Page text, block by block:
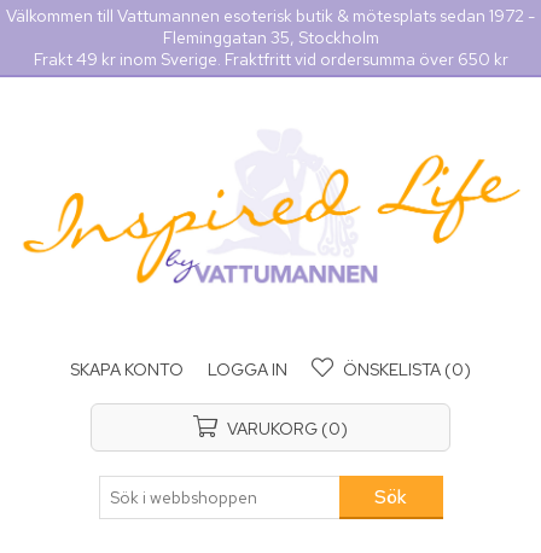
Välkommen till Vattumannen esoterisk butik & mötesplats sedan 1972 -
Fleminggatan 35, Stockholm
Frakt 49 kr inom Sverige. Fraktfritt vid ordersumma över 650 kr
SKAPA KONTO LOGGA IN ÖNSKELISTA (0)
VARUKORG (0)